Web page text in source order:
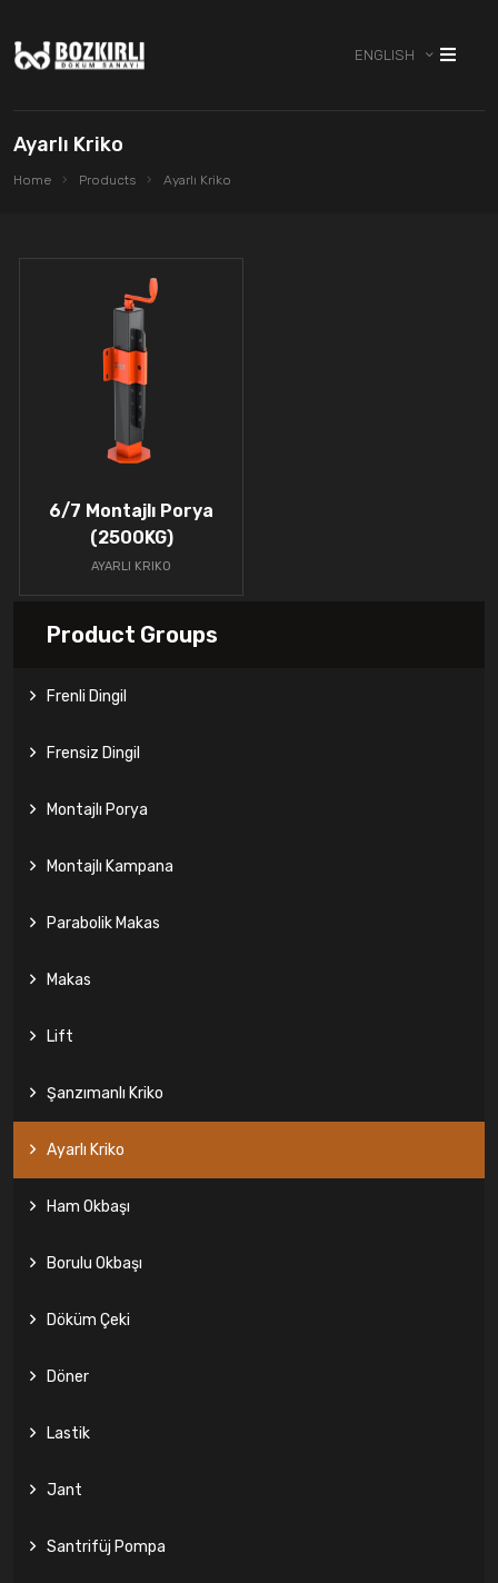
ENGLISH
Ayarlı Kriko
Home Products Ayarlı Kriko
6/7 Montajlı Porya
(2500KG)
AYARLI KRIKO
Product Groups
Frenli Dingil
Frensiz Dingil
Montajlı Porya
Montajlı Kampana
Parabolik Makas
Makas
Lift
Şanzımanlı Kriko
Ayarlı Kriko
Ham Okbaşı
Borulu Okbaşı
Döküm Çeki
Döner
Lastik
Jant
Santrifüj Pompa